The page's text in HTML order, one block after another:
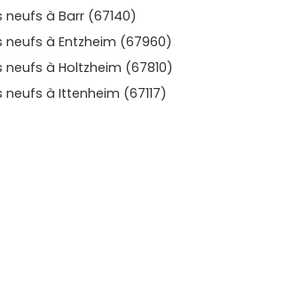
neufs à Barr (67140)
neufs à Entzheim (67960)
neufs à Holtzheim (67810)
neufs à Ittenheim (67117)